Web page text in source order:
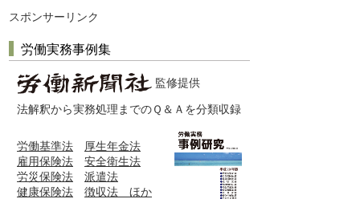
スポンサーリンク
労働実務事例集
監修提供
法解釈から実務処理までのＱ＆Ａを分類収録
労働基準法
厚生年金法
雇用保険法
安全衛生法
労災保険法
派遣法
健康保険法
徴収法 ほか